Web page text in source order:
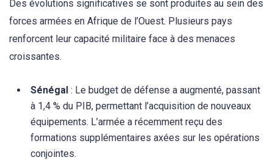
Des évolutions significatives se sont produites au sein des
forces armées en Afrique de l’Ouest. Plusieurs pays
renforcent leur capacité militaire face à des menaces
croissantes.
Sénégal : Le budget de défense a augmenté, passant
à 1,4 % du PIB, permettant l’acquisition de nouveaux
équipements. L’armée a récemment reçu des
formations supplémentaires axées sur les opérations
conjointes.